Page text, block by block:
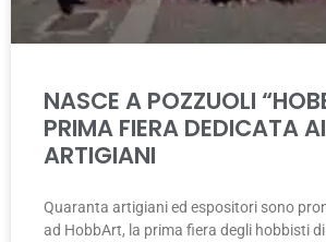
NASCE A POZZUOLI
PRIMA FIERA DEDICATA
ARTIGIANI
Quaranta artigiani ed espositori sono
ad HobbArt, la prima fiera degli hobbisti